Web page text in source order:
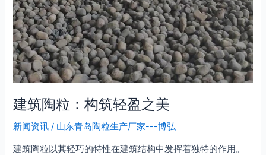
建筑陶粒：构筑轻盈之美
新闻资讯 / 山东青岛陶粒生产厂家---博弘
建筑陶粒以其轻巧的特性在建筑结构中发挥着独特的作用。